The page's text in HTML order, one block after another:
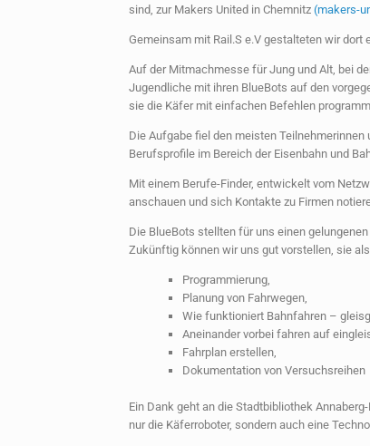
sind, zur Makers United in Chemnitz (makers-
Gemeinsam mit Rail.S e.V gestalteten wir
Auf der Mitmachmesse für Jung und Alt, bei
Jugendliche mit ihren BlueBots auf den
sie die Käfer mit einfachen Befehlen
Die Aufgabe fiel den meisten
Berufsprofile im Bereich der Eisenbahn und
Mit einem Berufe-Finder, entwickelt vom
anschauen und sich Kontakte zu Firmen
Die BlueBots stellten für uns einen
Zukünftig können wir uns gut vorstellen, sie
Programmierung,
Planung von Fahrwegen,
Wie funktioniert Bahnfahren –
Aneinander vorbei fahren auf
Fahrplan erstellen,
Dokumentation von Versuchsreihen
Ein Dank geht an die Stadtbibliothek
nur die Käferroboter, sondern auch eine